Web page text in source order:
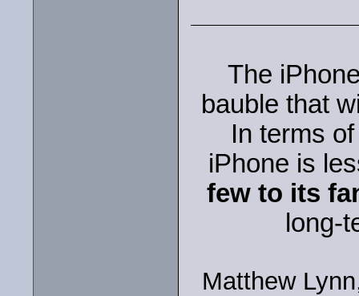
The
bauble that
In terms
iPhone is
few to its
long-
Matthew